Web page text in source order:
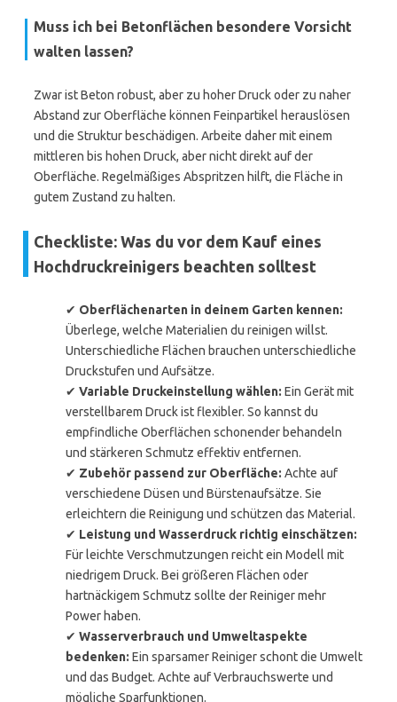
Muss ich bei Betonflächen besondere Vorsicht
walten lassen?
Zwar ist Beton robust, aber zu hoher Druck oder zu naher
Abstand zur Oberfläche können Feinpartikel herauslösen
und die Struktur beschädigen. Arbeite daher mit einem
mittleren bis hohen Druck, aber nicht direkt auf der
Oberfläche. Regelmäßiges Abspritzen hilft, die Fläche in
gutem Zustand zu halten.
Checkliste: Was du vor dem Kauf eines
Hochdruckreinigers beachten solltest
✔ Oberflächenarten in deinem Garten kennen:
Überlege, welche Materialien du reinigen willst.
Unterschiedliche Flächen brauchen unterschiedliche
Druckstufen und Aufsätze.
✔ Variable Druckeinstellung wählen: Ein Gerät mit
verstellbarem Druck ist flexibler. So kannst du
empfindliche Oberflächen schonender behandeln
und stärkeren Schmutz effektiv entfernen.
✔ Zubehör passend zur Oberfläche: Achte auf
verschiedene Düsen und Bürstenaufsätze. Sie
erleichtern die Reinigung und schützen das Material.
✔ Leistung und Wasserdruck richtig einschätzen:
Für leichte Verschmutzungen reicht ein Modell mit
niedrigem Druck. Bei größeren Flächen oder
hartnäckigem Schmutz sollte der Reiniger mehr
Power haben.
✔ Wasserverbrauch und Umweltaspekte
bedenken: Ein sparsamer Reiniger schont die Umwelt
und das Budget. Achte auf Verbrauchswerte und
mögliche Sparfunktionen.